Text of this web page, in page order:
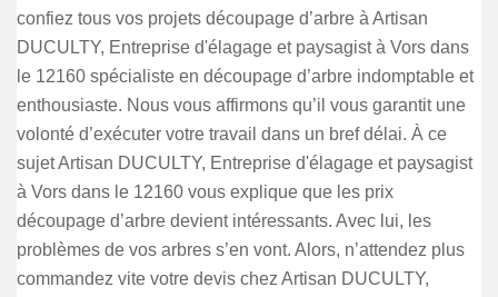
confiez tous vos projets découpage d’arbre à Artisan
DUCULTY, Entreprise d'élagage et paysagist à Vors dans
le 12160 spécialiste en découpage d’arbre indomptable et
enthousiaste. Nous vous affirmons qu’il vous garantit une
volonté d’exécuter votre travail dans un bref délai. À ce
sujet Artisan DUCULTY, Entreprise d'élagage et paysagist
à Vors dans le 12160 vous explique que les prix
découpage d’arbre devient intéressants. Avec lui, les
problèmes de vos arbres s’en vont. Alors, n’attendez plus
commandez vite votre devis chez Artisan DUCULTY,